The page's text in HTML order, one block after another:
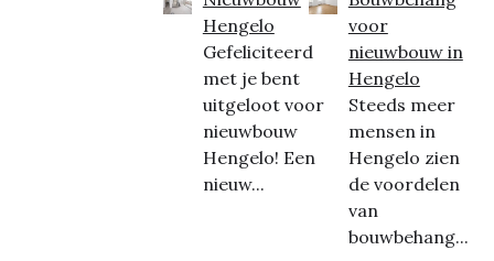
Hengelo
Gefeliciteerd
met je bent
uitgeloot voor
nieuwbouw
Hengelo! Een
nieuw...
voor
nieuwbouw in
Hengelo
Steeds meer
mensen in
Hengelo zien
de voordelen
van
bouwbehang...